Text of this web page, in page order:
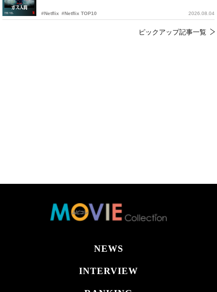
#Netflix #Netflix TOP10 2026.08.04
ピックアップ記事一覧
NEWS
INTERVIEW